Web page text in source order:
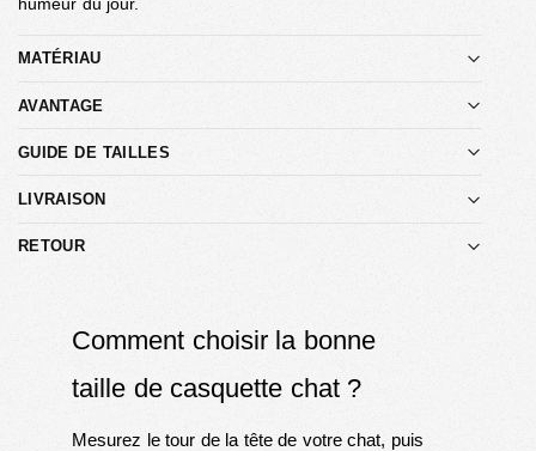
MATÉRIAU
AVANTAGE
GUIDE DE TAILLES
LIVRAISON
RETOUR
Comment choisir la bonne
taille de casquette chat ?
Mesurez le tour de la tête de votre chat, puis